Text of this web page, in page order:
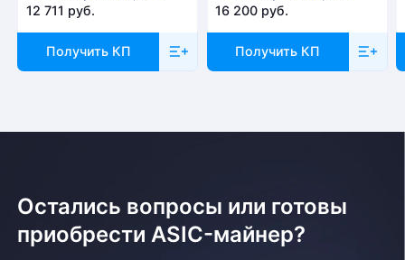
12 711 руб.
Получить КП
16 200 руб.
Получить КП
Остались вопросы или готовы
приобрести ASIC-майнер?